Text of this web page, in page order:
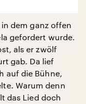
in dem ganz offen
gefordert wurde.
als er zwölf
gab. Da lief
auf die Bühne,
Warum denn
das Lied doch